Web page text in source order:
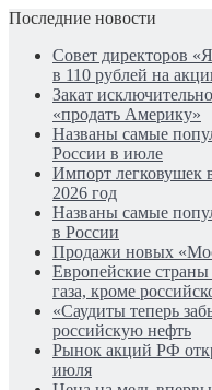
Последние новости
Совет директоров
в 110 рублей на
Закат
«продать Америку»
Названы самые
России в июле
Импорт легковушек
2026 год
Названы самые
в России
Продажи новых
Европейские
газа, кроме
«Саудиты теперь
российскую нефть
Рынок акций РФ
июля